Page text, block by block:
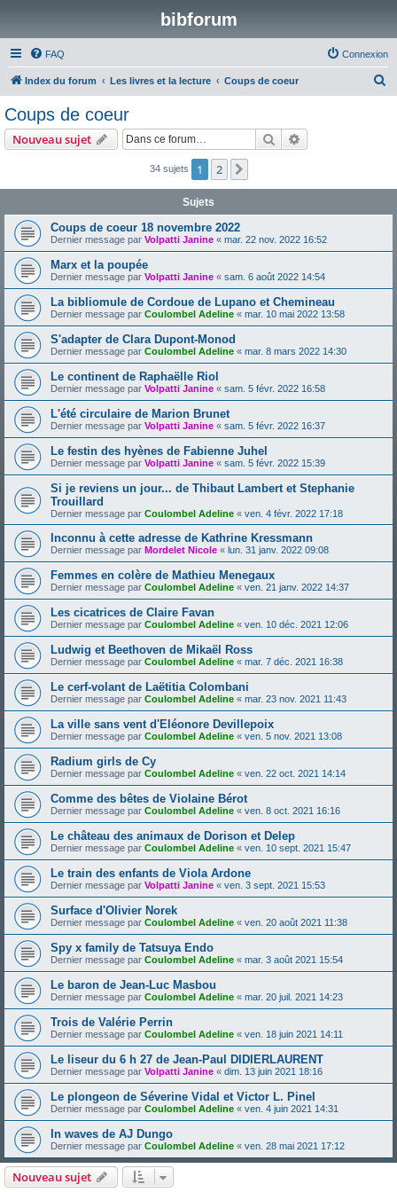
bibforum
FAQ Connexion
Index du forum Les livres et la lecture Coups de coeur
e
Coups de coeur
Nouveau sujet Rechercher
34 sujets 1 2
Sujets
Coups de coeur 18 novembre 2022
Dernier message par Volpatti Janine « mar. 22 nov. 2022 16:52
Marx et la poupée
Dernier message par Volpatti Janine « sam. 6 août 2022 14:54
La bibliomule de Cordoue de Lupano et Chemineau
Dernier message par Coulombel Adeline « mar. 10 mai 2022 13:58
S'adapter de Clara Dupont-Monod
Dernier message par Coulombel Adeline « mar. 8 mars 2022 14:30
Le continent de Raphaëlle Riol
Dernier message par Volpatti Janine « sam. 5 févr. 2022 16:58
L'été circulaire de Marion Brunet
Dernier message par Volpatti Janine « sam. 5 févr. 2022 16:37
Le festin des hyènes de Fabienne Juhel
Dernier message par Volpatti Janine « sam. 5 févr. 2022 15:39
Si je reviens un jour... de Thibaut Lambert et Stephanie
Trouillard
Dernier message par Coulombel Adeline « ven. 4 févr. 2022 17:18
Inconnu à cette adresse de Kathrine Kressmann
Dernier message par Mordelet Nicole « lun. 31 janv. 2022 09:08
Femmes en colère de Mathieu Menegaux
Dernier message par Coulombel Adeline « ven. 21 janv. 2022 14:37
Les cicatrices de Claire Favan
Dernier message par Coulombel Adeline « ven. 10 déc. 2021 12:06
Ludwig et Beethoven de Mikaël Ross
Dernier message par Coulombel Adeline « mar. 7 déc. 2021 16:38
Le cerf-volant de Laëtitia Colombani
Dernier message par Coulombel Adeline « mar. 23 nov. 2021 11:43
La ville sans vent d'Eléonore Devillepoix
Dernier message par Coulombel Adeline « ven. 5 nov. 2021 13:08
Radium girls de Cy
Dernier message par Coulombel Adeline « ven. 22 oct. 2021 14:14
Comme des bêtes de Violaine Bérot
Dernier message par Coulombel Adeline « ven. 8 oct. 2021 16:16
Le château des animaux de Dorison et Delep
Dernier message par Coulombel Adeline « ven. 10 sept. 2021 15:47
Le train des enfants de Viola Ardone
Dernier message par Volpatti Janine « ven. 3 sept. 2021 15:53
Surface d'Olivier Norek
Dernier message par Coulombel Adeline « ven. 20 août 2021 11:38
Spy x family de Tatsuya Endo
Dernier message par Coulombel Adeline « mar. 3 août 2021 15:54
Le baron de Jean-Luc Masbou
Dernier message par Coulombel Adeline « mar. 20 juil. 2021 14:23
Trois de Valérie Perrin
Dernier message par Coulombel Adeline « ven. 18 juin 2021 14:11
Le liseur du 6 h 27 de Jean-Paul DIDIERLAURENT
Dernier message par Volpatti Janine « dim. 13 juin 2021 18:16
Le plongeon de Séverine Vidal et Victor L. Pinel
Dernier message par Coulombel Adeline « ven. 4 juin 2021 14:31
In waves de AJ Dungo
Dernier message par Coulombel Adeline « ven. 28 mai 2021 17:12
Nouveau sujet